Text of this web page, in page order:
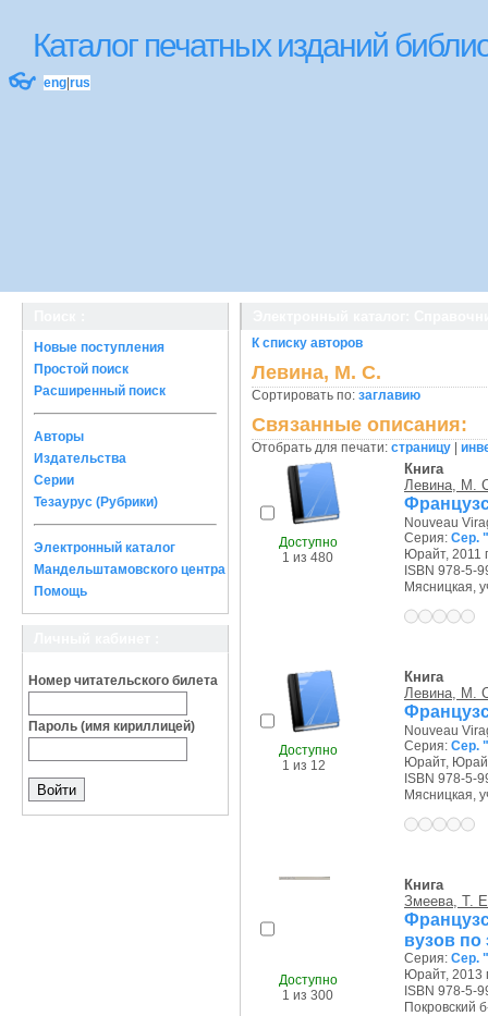
Каталог печатных изданий
👓 eng rus
Новые поступления
Простой поиск
Расширенный поиск
Авторы
Издательства
Серии
Тезаурус (Рубрики)
Электронный каталог
Мандельштамовского центра
Помощь
Номер читательского билета
Пароль (имя кириллицей)
К списку авторов
Левина, М. С.
Сортировать по: заглавию
Связанные описания:
Отобрать для печати: страницу
Доступно
1 из 480
Книга
Левина, М.
Nouveau
Серия: Сер.
Юрайт, 2011
ISBN 978-5-
Мясницкая,
Доступно
1 из 12
Книга
Левина, М.
Nouveau
Серия: Сер.
Юрайт,
ISBN 978-5-
Мясницкая,
Доступно
1 из 300
Книга
Змеева, Т.
вузов по
Серия: Сер.
Юрайт, 2013
ISBN 978-5-
Покровский